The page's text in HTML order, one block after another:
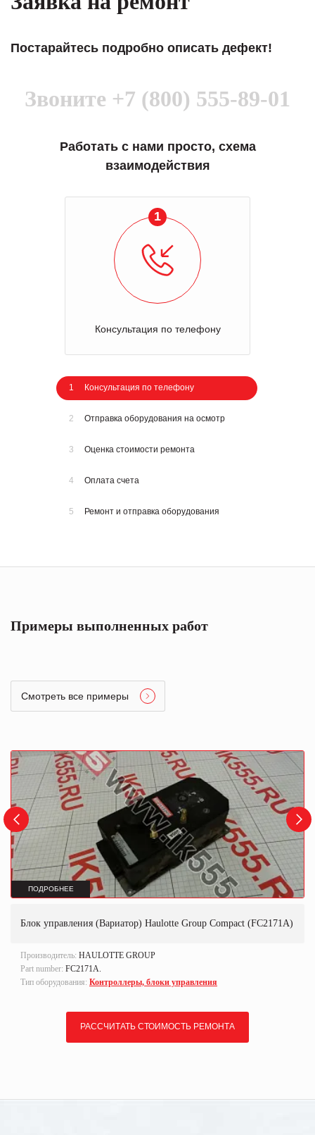
Постарайтесь подробно описать дефект!
Звоните +7 (800) 555-89-01
Работать с нами просто, схема
взаимодействия
1
Консультация по телефону
1 Консультация по телефону
2 Отправка оборудования на осмотр
3 Оценка стоимости ремонта
4 Оплата счета
5 Ремонт и отправка оборудования
Примеры выполненных работ
Смотреть все примеры
ПОДРОБНЕЕ
Блок управления (Вариатор) Haulotte Group Compact (FC2171A)
Производитель: HAULOTTE GROUP
Part number: FC2171A.
Тип оборудования: Контроллеры, блоки управления
РАССЧИТАТЬ СТОИМОСТЬ РЕМОНТА